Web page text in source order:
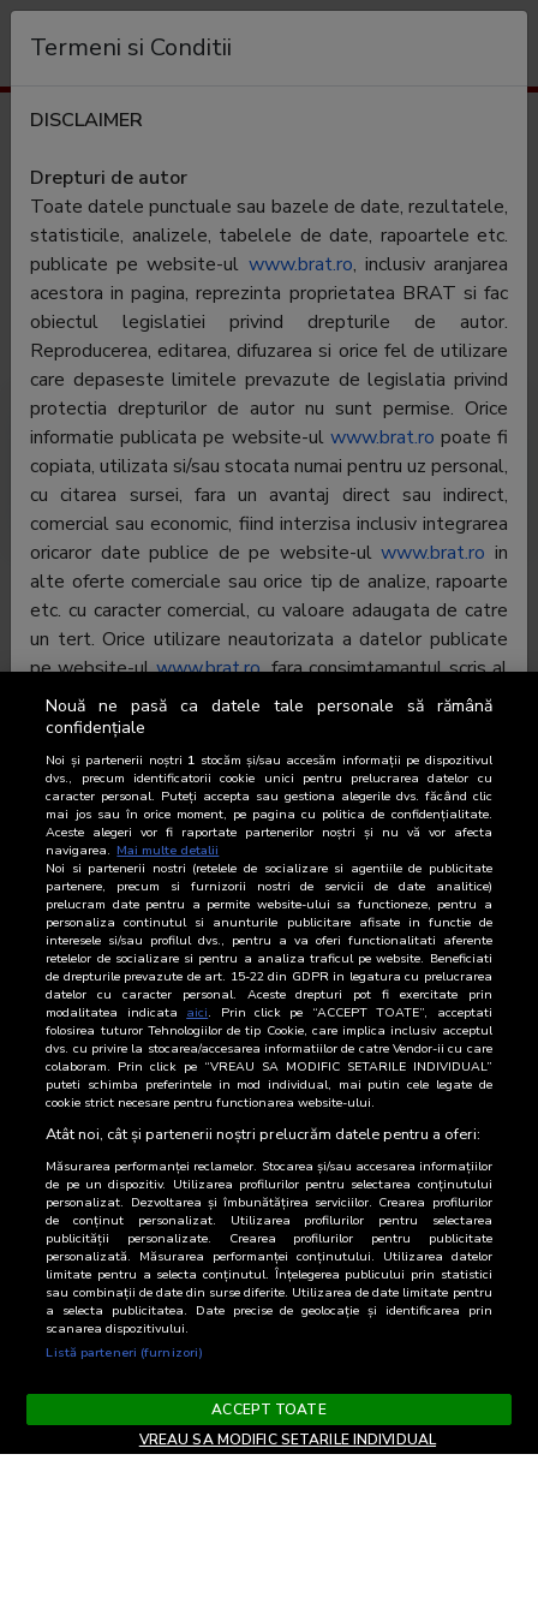
Publicații măsurate
Toate 0-9 A B C D E F G H I J K L M N O
P Q R S T U V W X Y Z
Șterge filtre
# Membru Editor
Nu există date după criteriul selectat
Termeni si Conditii
DISCLAIMER
Drepturi de autor
Toate datele punctuale sau bazele de date, rezultatele,
statisticile, analizele, tabelele de date, rapoartele etc.
publicate pe website-ul www.brat.ro, inclusiv aranjarea
acestora in pagina, reprezinta proprietatea BRAT si fac
obiectul legislatiei privind drepturile de autor.
Reproducerea, editarea, difuzarea si orice fel de utilizare
care depaseste limitele prevazute de legislatia privind
protectia drepturilor de autor nu sunt permise. Orice
informatie publicata pe website-ul www.brat.ro poate fi
copiata, utilizata si/sau stocata numai pentru uz personal,
cu citarea sursei, fara un avantaj direct sau indirect,
comercial sau economic, fiind interzisa inclusiv integrarea
oricaror date publice de pe website-ulwww.brat.ro in
alte oferte comerciale sau orice tip de analize, rapoarte
etc. cu caracter comercial, cu valoare adaugata de catre
un tert. Orice utilizare neautorizata a datelor publicate
pe website-ulwww.brat.ro, fara consimtamantul scris al
BRAT, este o incalcare a dreptului de autor si poate fi
pasibilă de judecata.
Excluderea responsabilitatii
Prin publicarea pe website-ulwww.brat.ro a informatiilor
sus-mentionate, BRAT nu ofera nicio garantie privind
corectitudinea, integritatea si actualitatea datelor, in
ciuda atentiei deosebite cu care sunt verificate
informatiile. BRAT nu poate fi facut responsabil pentru
nici un tip de daune directe sau indirecte, inclusiv
pierderea profiturilor, care pot rezulta din accesarea
si/sau folosirea website-ulwww.brat.rodin partea
dumneavoastra. Toate materialele, continutul si datele
din acest website sunt furnizate fara obligatii si pot fi
modificate, completate, sterse definitiv sau temporar de
catre BRAT, fara o notificare prealabila.
Am inteles/de acord
Nouă ne pasă ca datele tale personale să rămână
confidențiale
Noi și partenerii noștri 1 stocăm și/sau accesăm informații pe dispozitivul
dvs., precum identificatorii cookie unici pentru prelucrarea datelor cu
caracter personal. Puteți accepta sau gestiona alegerile dvs. făcând clic
mai jos sau în orice moment, pe pagina cu politica de confidențialitate.
Aceste alegeri vor fi raportate partenerilor noștri și nu vă vor afecta
navigarea. Mai multe detalii
Noi si partenerii nostri (retelele de socializare si agentiile de publicitate
partenere, precum si furnizorii nostri de servicii de date analitice)
prelucram date pentru a permite website-ului sa functioneze, pentru a
personaliza continutul si anunturile publicitare afisate in functie de
interesele si/sau profilul dvs., pentru a va oferi functionalitati aferente
retelelor de socializare si pentru a analiza traficul pe website. Beneficiati
de drepturile prevazute de art. 15-22 din GDPR in legatura cu prelucrarea
datelor cu caracter personal. Aceste drepturi pot fi exercitate prin
modalitatea indicata aici. Prin click pe “ACCEPT TOATE”, acceptati
folosirea tuturor Tehnologiilor de tip Cookie, care implica inclusiv acceptul
dvs. cu privire la stocarea/accesarea informatiilor de catre Vendor-ii cu care
colaboram. Prin click pe “VREAU SA MODIFIC SETARILE INDIVIDUAL”
puteti schimba preferintele in mod individual, mai putin cele legate de
cookie strict necesare pentru functionarea website-ului.
Atât noi, cât și partenerii noștri prelucrăm datele pentru a oferi:
Măsurarea performanței reclamelor. Stocarea și/sau accesarea informațiilor
de pe un dispozitiv. Utilizarea profilurilor pentru selectarea conținutului
personalizat. Dezvoltarea și îmbunătățirea serviciilor. Crearea profilurilor
de conținut personalizat. Utilizarea profilurilor pentru selectarea
publicității personalizate. Crearea profilurilor pentru publicitate
personalizată. Măsurarea performanței conținutului. Utilizarea datelor
limitate pentru a selecta conținutul. Înțelegerea publicului prin statistici
sau combinații de date din surse diferite. Utilizarea de date limitate pentru
a selecta publicitatea. Date precise de geolocație și identificarea prin
scanarea dispozitivului.
Listă parteneri (furnizori)
ACCEPT TOATE
VREAU SA MODIFIC SETARILE INDIVIDUAL